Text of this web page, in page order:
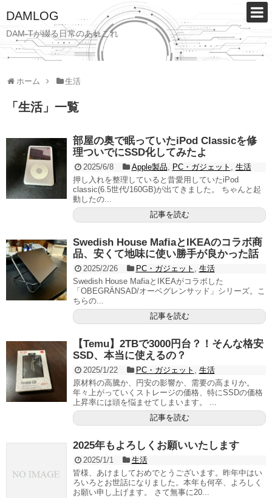
DAMLOG
DAM-Tが綴る日常のあれこれ
ホーム 生活
「 生活」 一覧
部屋の奥で眠っていたiPod Classicを修
理ついでにSSD化してみたよ
2025/6/8 Apple製品, PC・ガジェット , 生活
押し入れを整理していると昔愛用していたiPod
classic(6.5世代/160GB)が出てきました。 ちゃんと起
動したの...
記事を読む
Swedish House MafiaとIKEAのコラボ商
品、安くて地味に使い勝手が良かった話
2025/2/26 PC・ガジェット , 生活
Swedish House MafiaとIKEAがコラボした
「OBEGRÄNSAD/オーベグレンサッド」シリーズ。こ
ちらの...
記事を読む
【Temu】2TBで3000円台？！そんな格安
SSD、本当に使えるの？
2025/1/22 PC・ガジェット , 生活
原材料の高騰か、円安の影響か、需要の高まりか。
年々上がっていくストレージの価格、特にSSDの価格
上昇率には頭を悩ませてしまいます。 ...
記事を読む
2025年もよろしくお願いいたします
2025/1/1
生活
皆様、あけましておめでとうございます。昨年中はい
ろいろとお世話になりました。本年も何卒、よろしく
お願い申し上げます。 さて無事に20...